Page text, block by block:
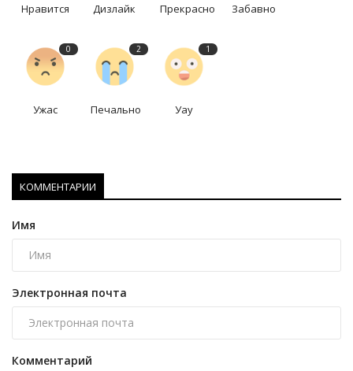
Нравится Дизлайк Прекрасно Забавно
0
Ужас
2
Печально
1
Уау
КОММЕНТАРИИ
Имя
Электронная почта
Комментарий